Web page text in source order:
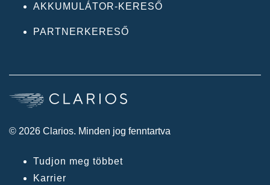
AKKUMULÁTOR-KERESŐ
PARTNERKERESŐ
© 2026 Clarios. Minden jog fenntartva
Tudjon meg többet
Karrier